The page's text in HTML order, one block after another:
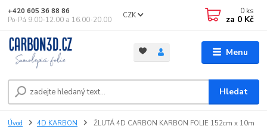
Menu
CZK
Hledat
+420 605 36 88 86
Po-Pá 9.00-12.00 a 16.00-20.00
0 ks
za 0 Kč
Úvod 4D KARBON ŽLUTÁ 4D CARBON KARBON FOLIE 152cm x 10m